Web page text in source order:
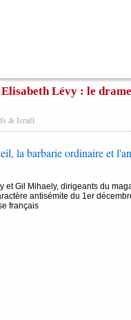
Elisabeth Lévy : le
& Israël
la barbarie ordinaire et
et Gil Mihaely, dirigeants du
antisémite du 1er
français